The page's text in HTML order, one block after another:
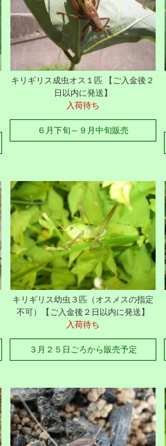
キリギリス成虫オス１匹 【ご入金後２
日以内に発送】
入荷待ち
６月下旬～９月中旬販売
キリギリス幼虫３匹（オスメスの指定
不可）【ご入金後２日以内に発送】
入荷待ち
３月２５日ごろから販売予定